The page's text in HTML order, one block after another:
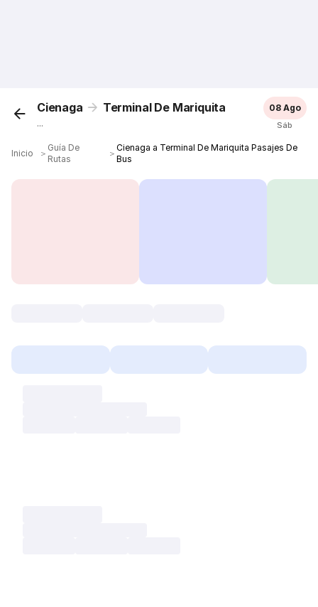
Cienaga Terminal De Mariquita
...
08 Ago
Sáb
Inicio ＞
Guía De
Rutas
＞
Cienaga a Terminal De Mariquita Pasajes De
Bus